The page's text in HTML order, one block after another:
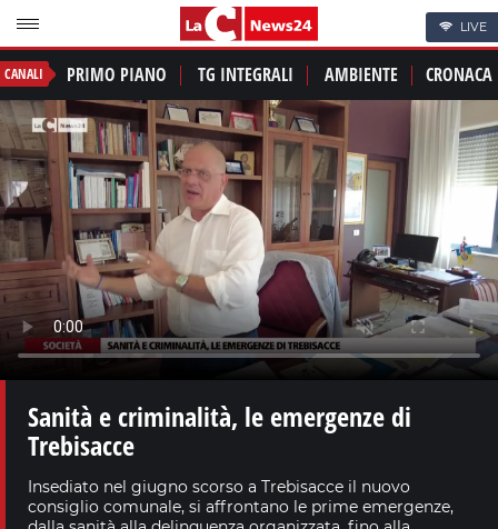
LIVE
CANALI PRIMO PIANO TG INTEGRALI AMBIENTE CRONACA
Sanità e criminalità, le emergenze di
Trebisacce
Insediato nel giugno scorso a Trebisacce il nuovo
consiglio comunale, si affrontano le prime emergenze,